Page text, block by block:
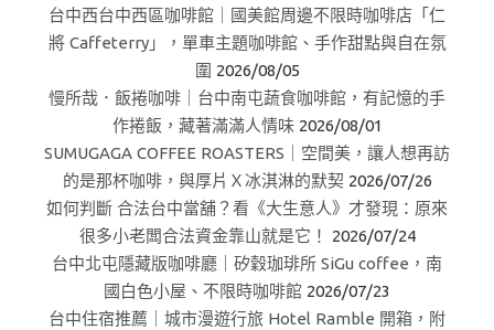
台中西台中西區咖啡館｜國美館周邊不限時咖啡店「仁
將 Caffeterry」，單車主題咖啡館、手作甜點與自在氛
圍 2026/08/05
慢所哉．飯捲咖啡｜台中南屯蔬食咖啡館，有記憶的手
作捲飯，藏著滿滿人情味 2026/08/01
SUMUGAGA COFFEE ROASTERS｜空間美，讓人想再訪
的是那杯咖啡，與厚片Ｘ冰淇淋的默契 2026/07/26
如何判斷 合法台中當舖？看《大生意人》才發現：原來
很多小老闆合法資金靠山就是它！
2026/07/24
台中北屯隱藏版咖啡廳｜矽穀珈琲所 SiGu coffee，南
國白色小屋、不限時咖啡館 2026/07/23
台中住宿推薦｜城市漫遊行旅 Hotel Ramble 開箱，附